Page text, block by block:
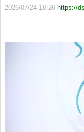
2026/07/24 16:26 https://